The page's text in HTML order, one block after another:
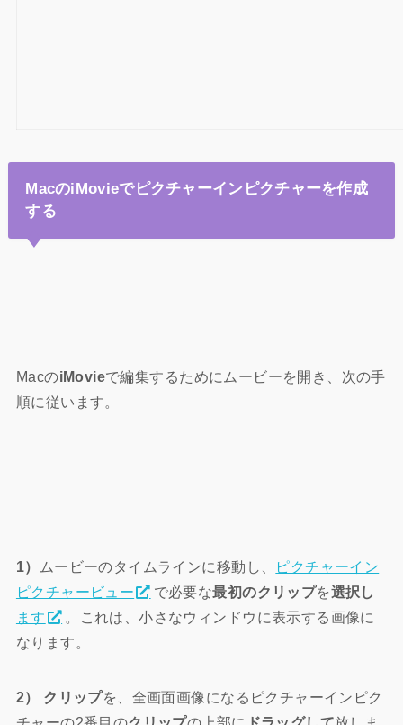
MacのiMovieでピクチャーインピクチャーを作成
する
MacのiMovieで編集するためにムービーを開き、次の手
順に従います。
1） ムービーのタイムラインに移動し、
ピクチャーイン
ピクチャービュー
で必要な最初のクリップを選択し
ます
。これは、小さなウィンドウに表示する画像に
なります。
2） クリップを、全画面画像になるピクチャーインピク